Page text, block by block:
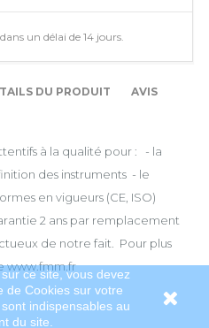
un délai de 14 jours.
DU PRODUIT AVIS
à la qualité pour : - la
des instruments - le
en vigueurs (CE, ISO)
2 ans par remplacement
de notre fait. Pour plus
www.fmm.fr
ce site, vous devez
de Cookies sur votre
indispensables au
du site.